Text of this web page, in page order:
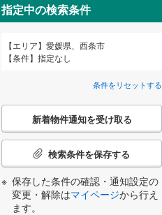
指定中の検索条件
エリア
愛媛県、西条市
条件
指定なし
条件をリセットする
こ
検
条
件
新着物件通知を受け取る
検索条件を保存する
保存した条件の確認・通知設定の
変更・解除はマイページから行え
ます。
鹿児島
北宇和郡松野町(0)
0）
3階建て以上（0）
小学校まで1km以内